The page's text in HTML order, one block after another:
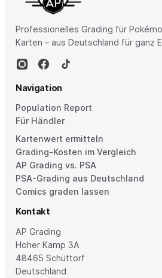
Professionelles Grading für
Karten – aus Deutschland für ganz
Navigation
Population Report
Für Händler
Kartenwert ermitteln
Grading-Kosten im Vergleich
AP Grading vs. PSA
PSA-Grading aus Deutschland
Comics graden lassen
Kontakt
AP Grading
Hoher Kamp 3A
48465 Schüttorf
Deutschland